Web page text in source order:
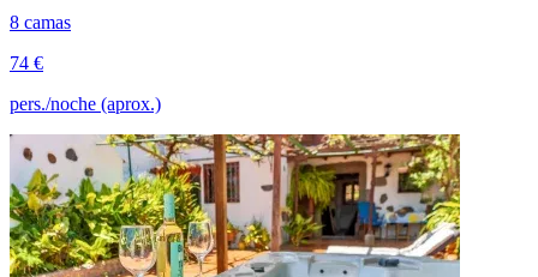
8 camas
74 €
pers./noche (aprox.)